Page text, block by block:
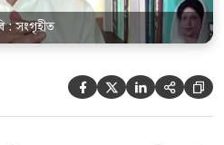
: সংগৃহীত
    